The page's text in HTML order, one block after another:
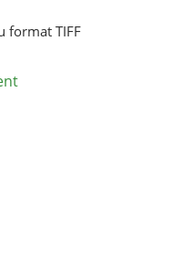
format TIFF